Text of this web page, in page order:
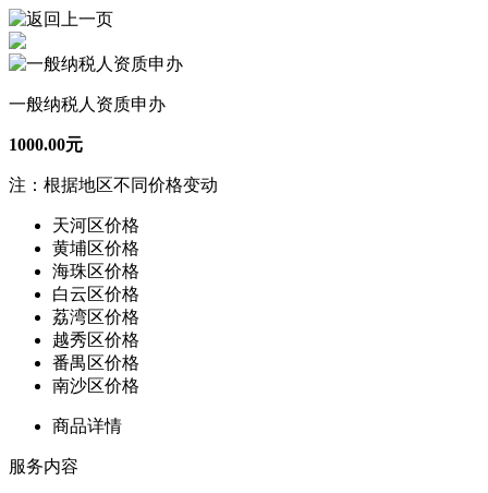
一般纳税人资质申办
1000.00元
注：根据地区不同价格变动
天河区价格
黄埔区价格
海珠区价格
白云区价格
荔湾区价格
越秀区价格
番禺区价格
南沙区价格
商品详情
服务内容